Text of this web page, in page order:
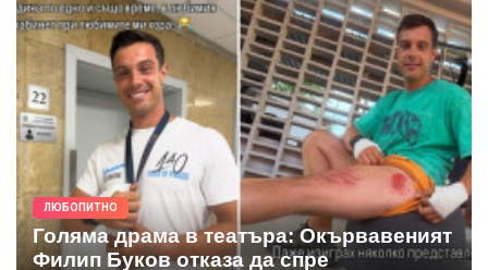
ЛЮБОПИТНО
Голяма драма в театъра: Окървавеният
Филип Буков отказа да спре